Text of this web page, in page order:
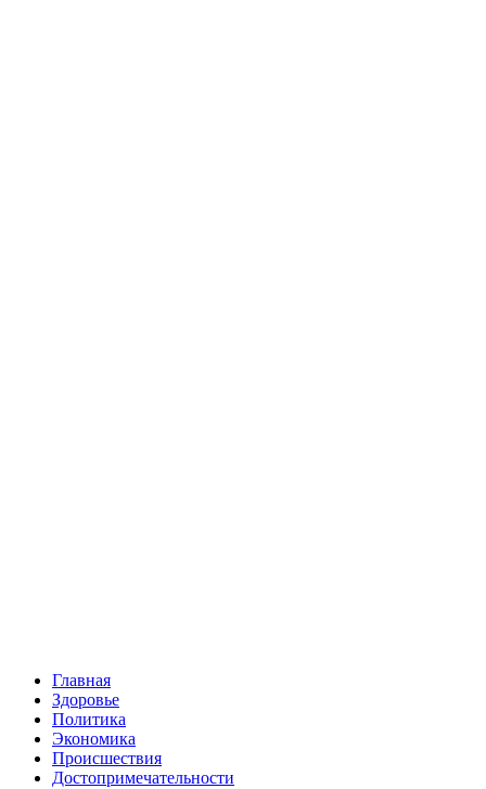
Главная
Здоровье
Политика
Экономика
Происшествия
Достопримечательности